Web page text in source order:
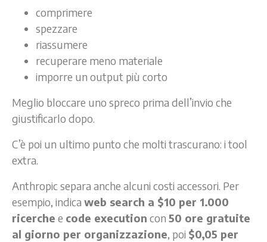
comprimere
spezzare
riassumere
recuperare meno materiale
imporre un output più corto
Meglio bloccare uno spreco prima dell’invio che
giustificarlo dopo.
C’è poi un ultimo punto che molti trascurano: i tool
extra.
Anthropic separa anche alcuni costi accessori. Per
esempio, indica web search a $10 per 1.000
ricerche e code execution con 50 ore gratuite
al giorno per organizzazione, poi $0,05 per